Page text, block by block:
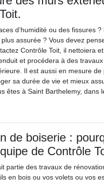
d’humidité ou des fissures ?
assurée ? Vous devez
Contrôle Toit, il nettoiera et
et procédera à des
Il est aussi en mesure de
sa durée de vie et mieux
êtes à Saint Barthelemy, dans
de boiserie :
de Contrôle
partie des travaux de
en bois ou vos volets ou vos